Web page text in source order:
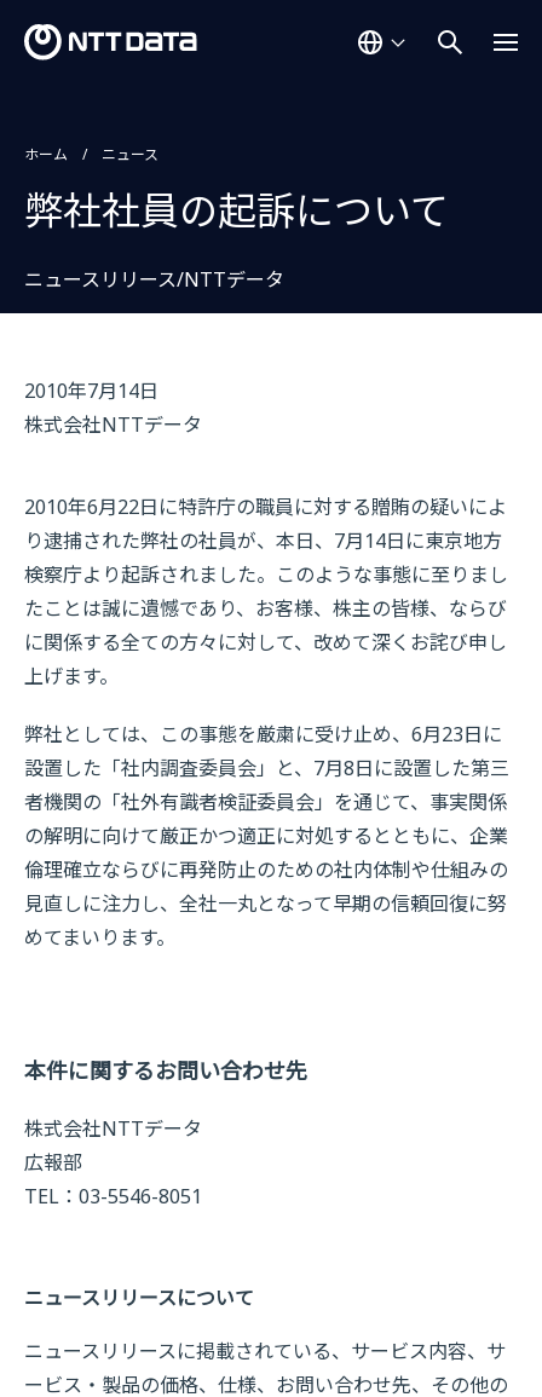
ホーム ニュース
弊社社員の起訴について
ニュースリリース/NTTデータ
2010年7月14日
株式会社NTTデータ
2010年6月22日に特許庁の職員に対する贈賄の疑いによ
り逮捕された弊社の社員が、本日、7月14日に東京地方
検察庁より起訴されました。このような事態に至りまし
たことは誠に遺憾であり、お客様、株主の皆様、ならび
に関係する全ての方々に対して、改めて深くお詫び申し
上げます。
弊社としては、この事態を厳粛に受け止め、6月23日に
設置した「社内調査委員会」と、7月8日に設置した第三
者機関の「社外有識者検証委員会」を通じて、事実関係
の解明に向けて厳正かつ適正に対処するとともに、企業
倫理確立ならびに再発防止のための社内体制や仕組みの
見直しに注力し、全社一丸となって早期の信頼回復に努
めてまいります。
本件に関するお問い合わせ先
株式会社NTTデータ
広報部
TEL：03-5546-8051
ニュースリリースについて
ニュースリリースに掲載されている、サービス内容、サ
ービス・製品の価格、仕様、お問い合わせ先、その他の